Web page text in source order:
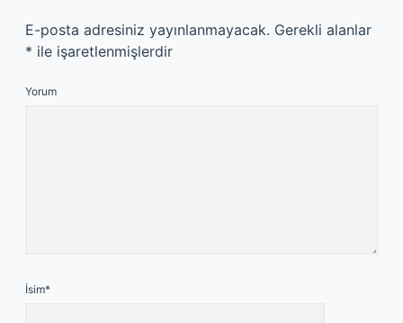
E-posta adresiniz yayınlanmayacak. Gerekli alanlar
* ile işaretlenmişlerdir
Yorum
İsim*